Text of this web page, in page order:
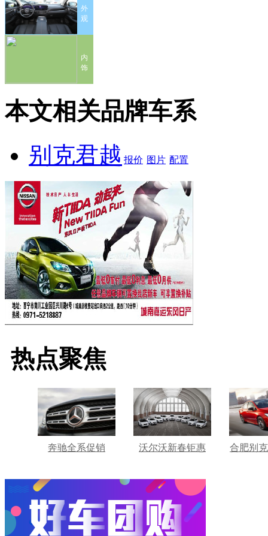
外
观
内
饰
本文相关品牌车系
别克君越 报价 图片 配置
热点聚焦
奔驰全系促销 沃尔沃新春钜惠 合肥别